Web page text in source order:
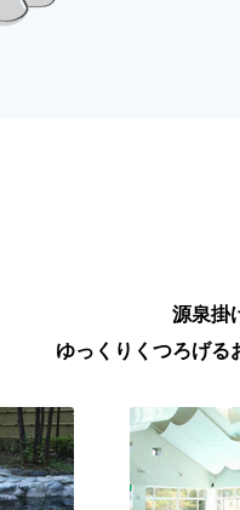
源泉掛
ゆっくりくつろげる